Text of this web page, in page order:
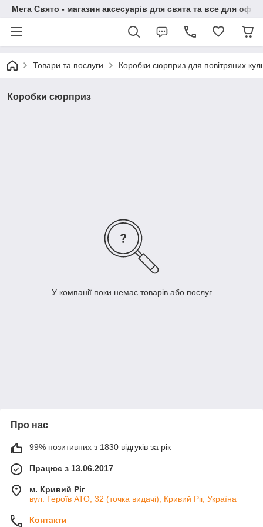
Мега Свято - магазин аксесуарів для свята та все для
Товари та послуги Коробки сюрприз для повітряних
Коробки сюрприз
У компанії поки немає товарів або послуг
Про нас
99% позитивних з 1830 відгуків за рік
Працює з 13.06.2017
м. Кривий Ріг
вул. Героїв АТО, 32 (точка видачі), Кривий Ріг, Україна
Контакти